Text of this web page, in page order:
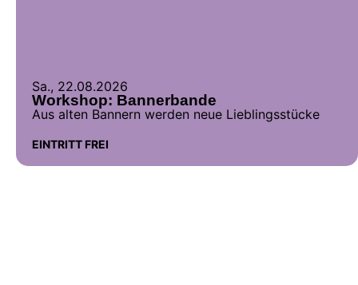
Sa., 22.08.2026
Workshop: Bannerbande
Aus alten Bannern werden neue Lieblingsstücke
EINTRITT FREI